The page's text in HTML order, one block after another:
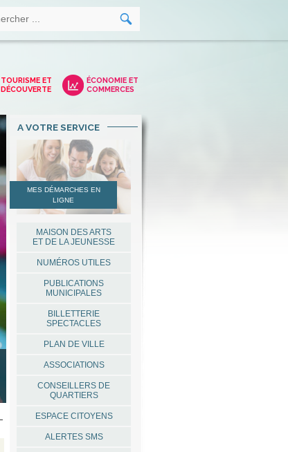
TOURISME ET
DÉCOUVERTE
ÉCONOMIE ET
COMMERCES
A VOTRE SERVICE
MES DÉMARCHES EN
LIGNE
MAISON DES ARTS
ET DE LA JEUNESSE
NUMÉROS UTILES
PUBLICATIONS
MUNICIPALES
BILLETTERIE
SPECTACLES
PLAN DE VILLE
ASSOCIATIONS
CONSEILLERS DE
QUARTIERS
ESPACE CITOYENS
ALERTES SMS